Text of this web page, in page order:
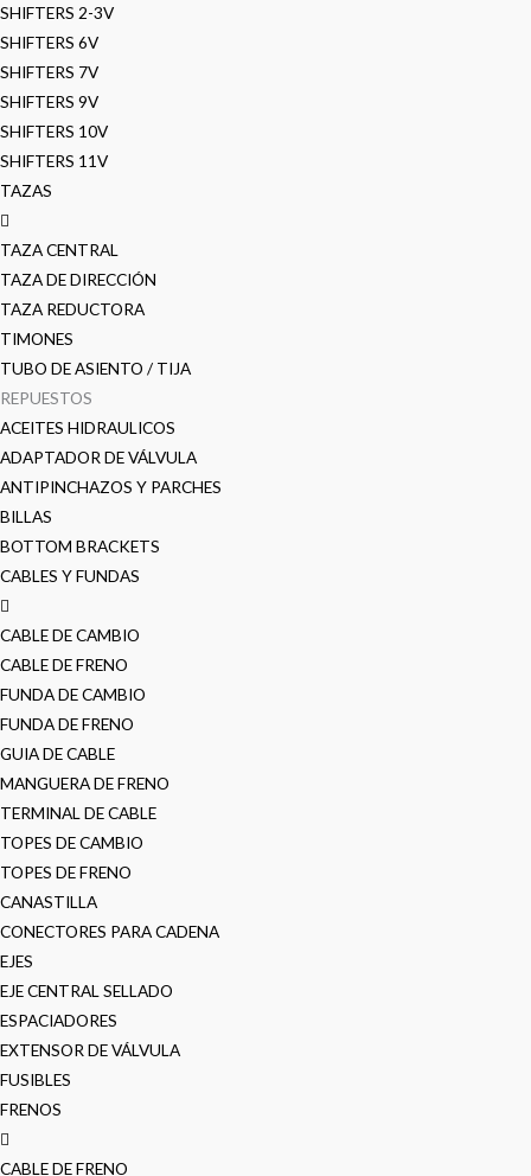
SHIFTERS 2-3V
SHIFTERS 6V
SHIFTERS 7V
SHIFTERS 9V
SHIFTERS 10V
SHIFTERS 11V
TAZAS
TAZA CENTRAL
TAZA DE DIRECCIÓN
TAZA REDUCTORA
TIMONES
TUBO DE ASIENTO / TIJA
REPUESTOS
ACEITES HIDRAULICOS
ADAPTADOR DE VÁLVULA
ANTIPINCHAZOS Y PARCHES
BILLAS
BOTTOM BRACKETS
CABLES Y FUNDAS
CABLE DE CAMBIO
CABLE DE FRENO
FUNDA DE CAMBIO
FUNDA DE FRENO
GUIA DE CABLE
MANGUERA DE FRENO
TERMINAL DE CABLE
TOPES DE CAMBIO
TOPES DE FRENO
CANASTILLA
CONECTORES PARA CADENA
EJES
EJE CENTRAL SELLADO
ESPACIADORES
EXTENSOR DE VÁLVULA
FUSIBLES
FRENOS
CABLE DE FRENO